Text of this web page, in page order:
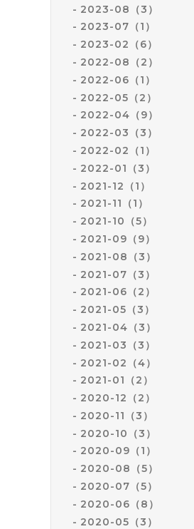
2023-08（3）
2023-07（1）
2023-02（6）
2022-08（2）
2022-06（1）
2022-05（2）
2022-04（9）
2022-03（3）
2022-02（1）
2022-01（3）
2021-12（1）
2021-11（1）
2021-10（5）
2021-09（9）
2021-08（3）
2021-07（3）
2021-06（2）
2021-05（3）
2021-04（3）
2021-03（3）
2021-02（4）
2021-01（2）
2020-12（2）
2020-11（3）
2020-10（3）
2020-09（1）
2020-08（5）
2020-07（5）
2020-06（8）
2020-05（3）